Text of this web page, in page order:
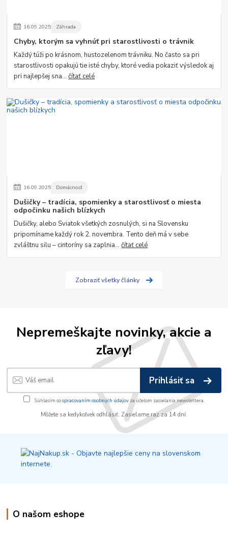
16.09.2025 Záhrada
Chyby, ktorým sa vyhnúť pri starostlivosti o trávnik
Každý túži po krásnom, hustozelenom trávniku. No často sa pri
starostlivosti opakujú tie isté chyby, ktoré vedia pokaziť výsledok aj
pri najlepšej sna...čítať celé
16.09.2025 Domácnosť
Dušičky – tradícia, spomienky a starostlivosť o miesta
odpočinku našich blízkych
Dušičky, alebo Sviatok všetkých zosnulých, si na Slovensku
pripomíname každý rok 2. novembra. Tento deň má v sebe
zvláštnu silu – cintoríny sa zaplnia...čítať celé
Zobraziť všetky články
Nepremeškajte novinky, akcie a
zľavy!
Prihlásiť sa
Súhlasím sospracovaním osobných údajovza účelom zasielania newslettera.
Môžete sa kedykoľvek odhlásiť. Zasielame raz za 14 dní.
O našom eshope